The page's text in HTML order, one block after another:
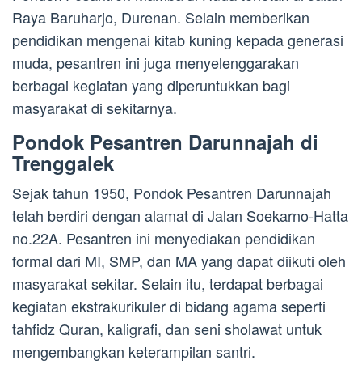
Raya Baruharjo, Durenan. Selain memberikan
pendidikan mengenai kitab kuning kepada generasi
muda, pesantren ini juga menyelenggarakan
berbagai kegiatan yang diperuntukkan bagi
masyarakat di sekitarnya.
Pondok Pesantren Darunnajah di
Trenggalek
Sejak tahun 1950, Pondok Pesantren Darunnajah
telah berdiri dengan alamat di Jalan Soekarno-Hatta
no.22A. Pesantren ini menyediakan pendidikan
formal dari MI, SMP, dan MA yang dapat diikuti oleh
masyarakat sekitar. Selain itu, terdapat berbagai
kegiatan ekstrakurikuler di bidang agama seperti
tahfidz Quran, kaligrafi, dan seni sholawat untuk
mengembangkan keterampilan santri.